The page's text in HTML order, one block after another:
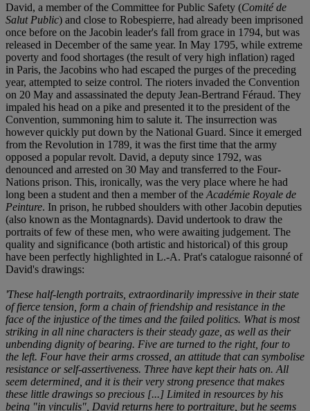
David, a member of the Committee for Public Safety (Comité de
Salut Public) and close to Robespierre, had already been imprisoned
once before on the Jacobin leader's fall from grace in 1794, but was
released in December of the same year. In May 1795, while extreme
poverty and food shortages (the result of very high inflation) raged
in Paris, the Jacobins who had escaped the purges of the preceding
year, attempted to seize control. The rioters invaded the Convention
on 20 May and assassinated the deputy Jean-Bertrand Féraud. They
impaled his head on a pike and presented it to the president of the
Convention, summoning him to salute it. The insurrection was
however quickly put down by the National Guard. Since it emerged
from the Revolution in 1789, it was the first time that the army
opposed a popular revolt. David, a deputy since 1792, was
denounced and arrested on 30 May and transferred to the Four-
Nations prison. This, ironically, was the very place where he had
long been a student and then a member of the Académie Royale de
Peinture. In prison, he rubbed shoulders with other Jacobin deputies
(also known as the Montagnards). David undertook to draw the
portraits of few of these men, who were awaiting judgement. The
quality and significance (both artistic and historical) of this group
have been perfectly highlighted in L.-A. Prat's catalogue raisonné of
David's drawings:
'These half-length portraits, extraordinarily impressive in their state
of fierce tension, form a chain of friendship and resistance in the
face of the injustice of the times and the failed politics. What is most
striking in all nine characters is their steady gaze, as well as their
unbending dignity of bearing. Five are turned to the right, four to
the left. Four have their arms crossed, an attitude that can symbolise
resistance or self-assertiveness. Three have kept their hats on. All
seem determined, and it is their very strong presence that makes
these little drawings so precious [...] Limited in resources by his
being "in vinculis", David returns here to portraiture, but he seems